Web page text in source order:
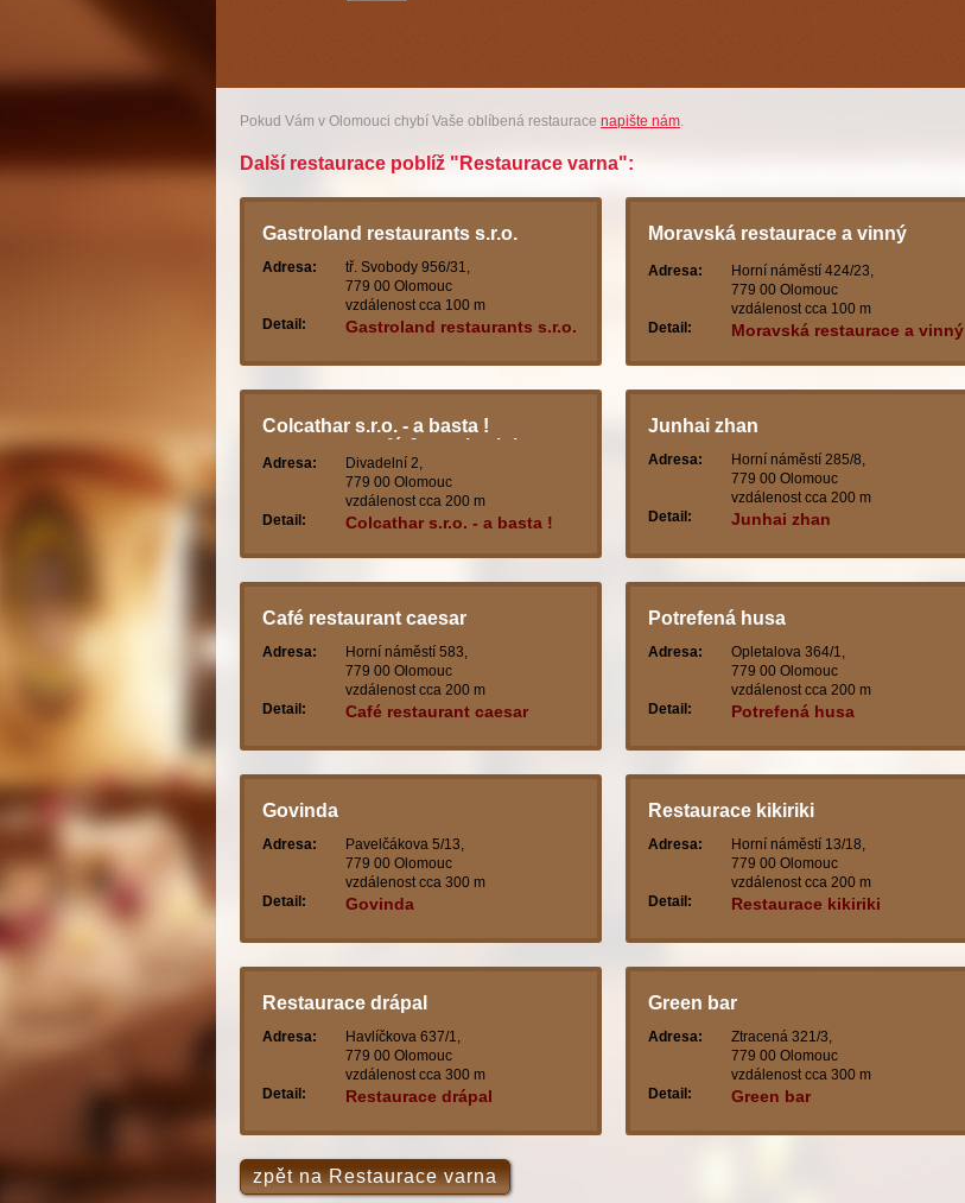
Pokud Vám v Olomouci chybí Vaše oblíbená restaurace napište nám.
Další restaurace poblíž "Restaurace varna":
Gastroland restaurants s.r.o.
Adresa:
tř. Svobody 956/31,
779 00 Olomouc
vzdálenost cca 100 m
Detail:
Gastroland restaurants s.r.o.
Moravská restaurace a vinný
Adresa:
Horní náměstí 424/23,
779 00 Olomouc
vzdálenost cca 100 m
Detail:
Moravská restaurace a vinný
Colcathar s.r.o. - a basta !
restaurant, café & music club
Adresa:
Divadelní 2,
779 00 Olomouc
vzdálenost cca 200 m
Detail:
Colcathar s.r.o. - a basta !
Junhai zhan
Adresa:
Horní náměstí 285/8,
779 00 Olomouc
vzdálenost cca 200 m
Detail:
Junhai zhan
Café restaurant caesar
Adresa:
Horní náměstí 583,
779 00 Olomouc
vzdálenost cca 200 m
Detail:
Café restaurant caesar
Potrefená husa
Adresa:
Opletalova 364/1,
779 00 Olomouc
vzdálenost cca 200 m
Detail:
Potrefená husa
Govinda
Adresa:
Pavelčákova 5/13,
779 00 Olomouc
vzdálenost cca 300 m
Detail:
Govinda
Restaurace kikiriki
Adresa:
Horní náměstí 13/18,
779 00 Olomouc
vzdálenost cca 200 m
Detail:
Restaurace kikiriki
Restaurace drápal
Adresa:
Havlíčkova 637/1,
779 00 Olomouc
vzdálenost cca 300 m
Detail:
Restaurace drápal
Green bar
Adresa:
Ztracená 321/3,
779 00 Olomouc
vzdálenost cca 300 m
Detail:
Green bar
zpět na Restaurace varna